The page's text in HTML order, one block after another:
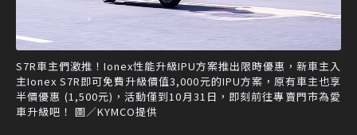
S7R車主們激推！Ionex性能升級IPU方案推出限時優惠，新車主入
主Ionex S7R即可免費升級價值3,000元的IPU方案，原有車主也享
半價優惠 (1,500元)，活動僅到10月31日，即刻前往專賣門市為愛
車升級吧！ 圖／KYMCO提供